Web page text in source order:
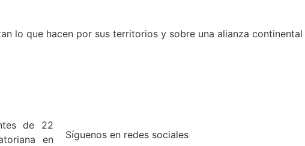
lo que hacen por sus territorios y sobre una alianza
de 22
en
Síguenos en redes sociales